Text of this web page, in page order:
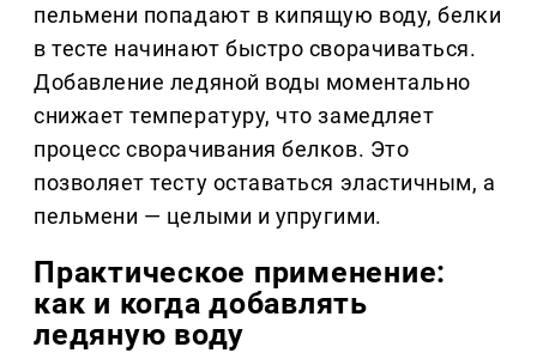
пельмени попадают в кипящую воду, белки
в тесте начинают быстро сворачиваться.
Добавление ледяной воды моментально
снижает температуру, что замедляет
процесс сворачивания белков. Это
позволяет тесту оставаться эластичным, а
пельмени — целыми и упругими.
Практическое применение:
как и когда добавлять
ледяную воду